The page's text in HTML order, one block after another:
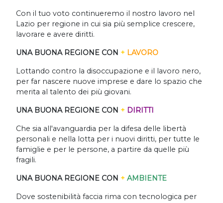
Con il tuo voto continueremo il nostro lavoro nel
Lazio per regione in cui sia più semplice crescere,
lavorare e avere diritti.
UNA BUONA REGIONE CON + LAVORO
Lottando contro la disoccupazione e il lavoro nero,
per far nascere nuove imprese e dare lo spazio che
merita al talento dei più giovani.
UNA BUONA REGIONE CON + DIRITTI
Che sia all'avanguardia per la difesa delle libertà
personali e nella lotta per i nuovi diritti, per tutte le
famiglie e per le persone, a partire da quelle più
fragili.
UNA BUONA REGIONE CON + AMBIENTE
Dove sostenibilità faccia rima con tecnologica per